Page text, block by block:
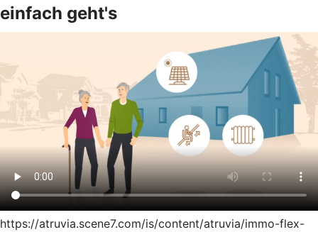
einfach geht's
https://atruvia.scene7.com/is/content/atruvia/immo-flex-